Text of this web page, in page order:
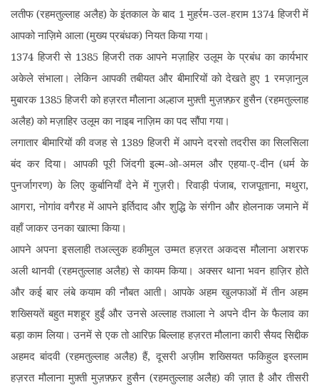
लतीफ (रहमतुल्लाह अलैह) के इंतकाल के बाद 1 मुहर्रम-उल-हराम 1374 हिजरी में
आपको नाज़िमे आला (मुख्य प्रबंधक) नियत किया गया।
1374 हिजरी से 1385 हिजरी तक आपने मज़ाहिर उलूम के प्रबंध का कार्यभार
अकेले संभाला। लेकिन आपकी तबीयत और बीमारियों को देखते हुए 1 रमज़ानुल
मुबारक 1385 हिजरी को हज़रत मौलाना अल्हाज मुफ़्ती मुज़फ़्फ़र हुसैन (रहमतुल्लाह
अलैह) को मज़ाहिर उलूम का नाइब नाज़िम का पद सौंपा गया।
लगातार बीमारियों की वजह से 1389 हिजरी में आपने दरसो तदरीस का सिलसिला
बंद कर दिया। आपकी पूरी जिंदगी इल्म-ओ-अमल और एहया-ए-दीन (धर्म के
पुनर्जागरण) के लिए कुर्बानियाँ देने में गुज़री। रिवाड़ी पंजाब, राजपूताना, मथुरा,
आगरा, नोगांव वगैरह में आपने इर्तिदाद और शुद्धि के संगीन और होलनाक जमाने में
वहाँ जाकर उनका खात्मा किया।
आपने अपना इसलाही तअल्लुक हकीमुल उम्मत हज़रत अकदस मौलाना अशरफ
अली थानवी (रहमतुल्लाह अलैह) से कायम किया। अक्सर थाना भवन हाज़िर होते
और कई बार लंबे कयाम की नौबत आती। आपके अहम खुलफाओं में तीन अहम
शख्सियतें बहुत मशहूर हुईं और उनसे अल्लाह तआला ने अपने दीन के फैलाव का
बड़ा काम लिया। उनमें से एक तो आरिफ़ बिल्लाह हज़रत मौलाना कारी सैयद सिद्दीक
अहमद बांदवी (रहमतुल्लाह अलैह) हैं, दूसरी अज़ीम शख्सियत फकिहुल इस्लाम
हज़रत मौलाना मुफ़्ती मुज़फ़्फ़र हुसैन (रहमतुल्लाह अलैह) की ज़ात है और तीसरी